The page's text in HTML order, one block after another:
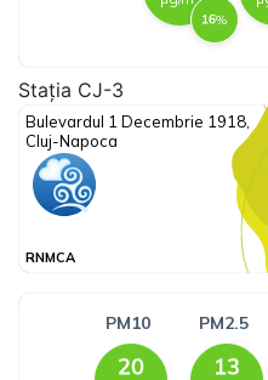
Stația CJ-3